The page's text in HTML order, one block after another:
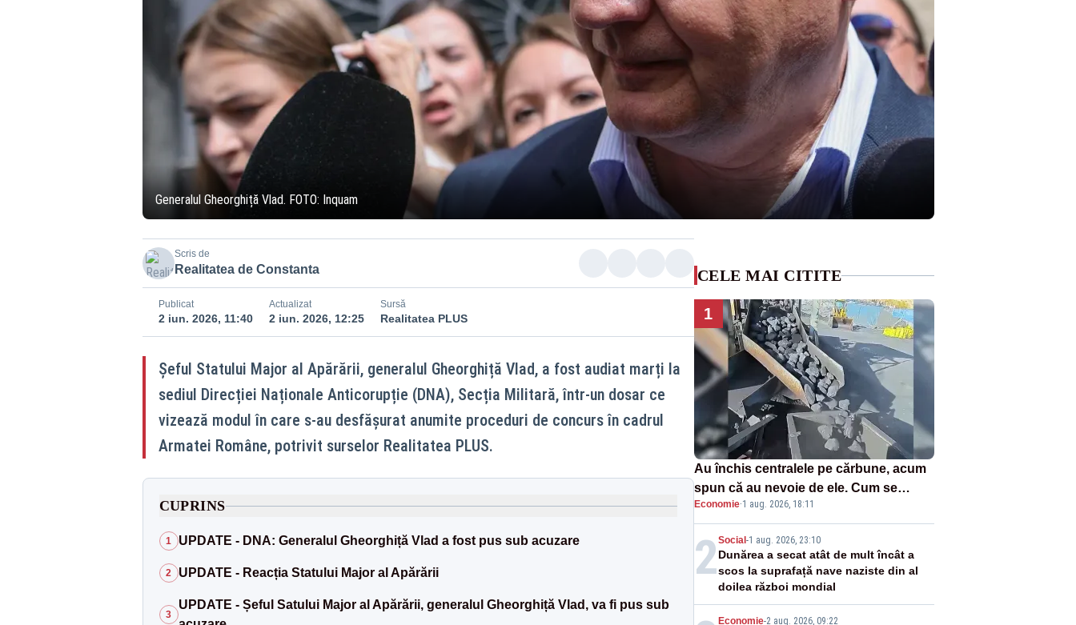
Generalul Gheorghiță Vlad. FOTO: Inquam
Scris de
Realitatea de Constanta
Publicat
2 iun. 2026, 11:40
Actualizat
2 iun. 2026, 12:25
Sursă
Realitatea PLUS
Șeful Statului Major al Apărării, generalul Gheorghiță Vlad, a fost audiat marți la
sediul Direcției Naționale Anticorupție (DNA), Secția Militară, într-un dosar ce
vizează modul în care s-au desfășurat anumite proceduri de concurs în cadrul
Armatei Române, potrivit surselor Realitatea PLUS.
CUPRINS
1 UPDATE - DNA: Generalul Gheorghiță Vlad a fost pus sub acuzare
2 UPDATE - Reacția Statului Major al Apărării
3
UPDATE - Șeful Satului Major al Apărării, generalul Gheorghiță Vlad, va fi pus sub
CELE MAI CITITE
1
Au închis centralele pe cărbune, acum
spun că au nevoie de ele. Cum se
pasează vina în plină criză energetică
Economie·1 aug. 2026, 18:11
2Social -1 aug. 2026, 23:10
Dunărea a secat atât de mult încât a
scos la suprafață nave naziste din al
doilea război mondial
Economie-2 aug. 2026, 09:22